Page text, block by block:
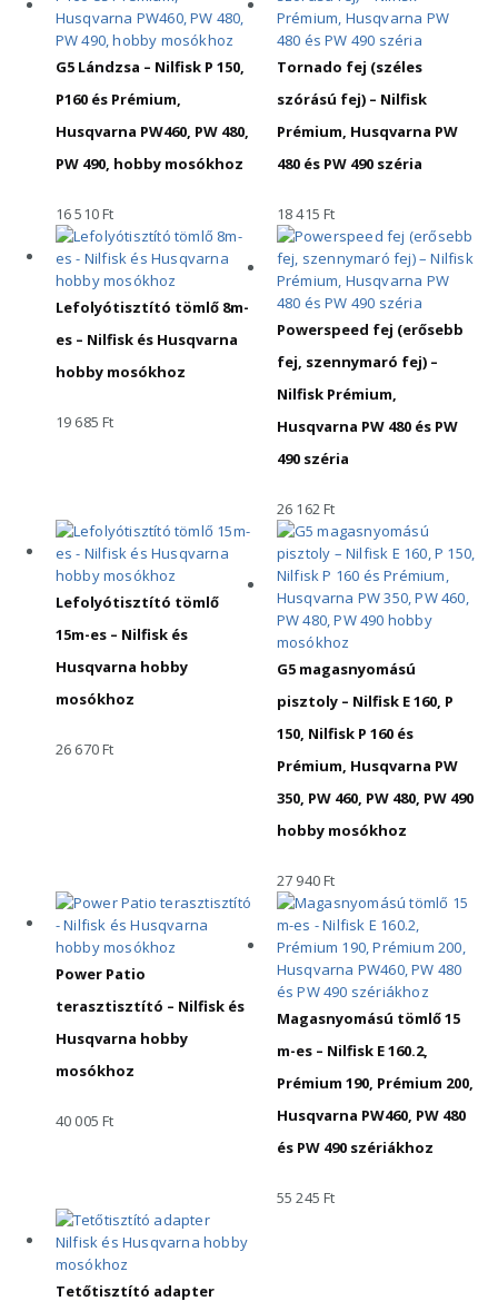
G5 Lándzsa – Nilfisk P 150,
P160 és Prémium,
Husqvarna PW460, PW 480,
PW 490, hobby mosókhoz
16 510Ft
Tornado fej (széles
szórású fej) – Nilfisk
Prémium, Husqvarna PW
480 és PW 490 széria
18 415Ft
Lefolyótisztító tömlő 8m-
es – Nilfisk és Husqvarna
hobby mosókhoz
19 685Ft
Powerspeed fej (erősebb
fej, szennymaró fej) –
Nilfisk Prémium,
Husqvarna PW 480 és PW
490 széria
26 162Ft
Lefolyótisztító tömlő
15m-es – Nilfisk és
Husqvarna hobby
mosókhoz
26 670Ft
G5 magasnyomású
pisztoly – Nilfisk E 160, P
150, Nilfisk P 160 és
Prémium, Husqvarna PW
350, PW 460, PW 480, PW 490
hobby mosókhoz
27 940Ft
Power Patio
terasztisztító – Nilfisk és
Husqvarna hobby
mosókhoz
40 005Ft
Magasnyomású tömlő 15
m-es – Nilfisk E 160.2,
Prémium 190, Prémium 200,
Husqvarna PW460, PW 480
és PW 490 szériákhoz
55 245Ft
Tetőtisztító adapter